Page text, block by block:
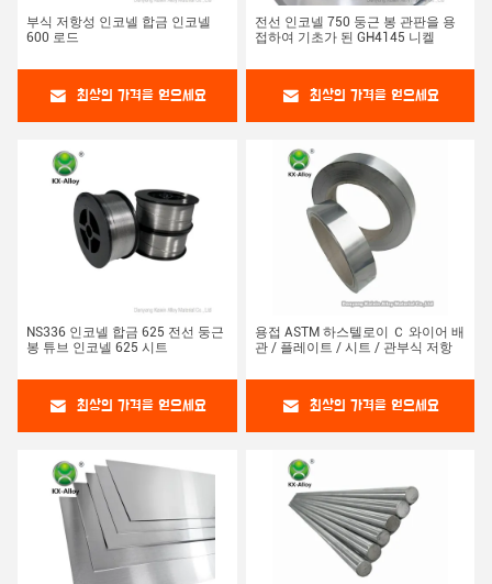
부식 저항성 인코넬 합금 인코넬
600 로드
최상의 가격을 얻으세요
전선 인코넬 750 둥근 봉 관판을 용
접하여 기초가 된 GH4145 니켈
최상의 가격을 얻으세요
NS336 인코넬 합금 625 전선 둥근
봉 튜브 인코넬 625 시트
최상의 가격을 얻으세요
용접 ASTM 하스텔로이 Ｃ 와이어 배
관 / 플레이트 / 시트 / 관부식 저항
최상의 가격을 얻으세요